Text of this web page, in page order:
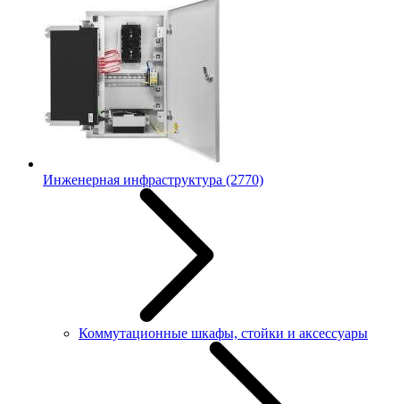
Инженерная инфраструктура (2770)
Коммутационные шкафы, стойки и аксессуары